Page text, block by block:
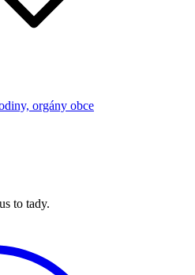
orgány obce
to tady.